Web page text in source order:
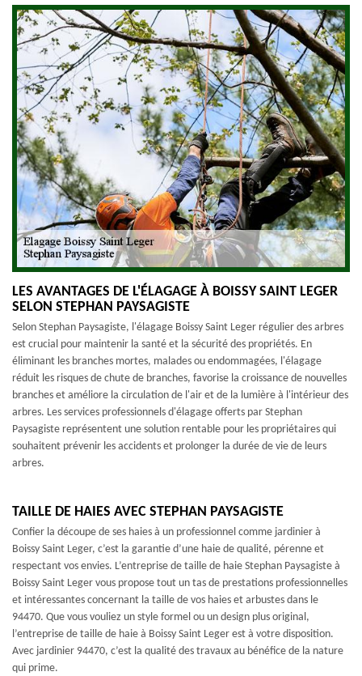
LES AVANTAGES DE L'ÉLAGAGE À BOISSY SAINT LEGER
SELON STEPHAN PAYSAGISTE
Selon Stephan Paysagiste, l'élagage Boissy Saint Leger régulier des arbres
est crucial pour maintenir la santé et la sécurité des propriétés. En
éliminant les branches mortes, malades ou endommagées, l'élagage
réduit les risques de chute de branches, favorise la croissance de nouvelles
branches et améliore la circulation de l'air et de la lumière à l'intérieur des
arbres. Les services professionnels d'élagage offerts par Stephan
Paysagiste représentent une solution rentable pour les propriétaires qui
souhaitent prévenir les accidents et prolonger la durée de vie de leurs
arbres.
TAILLE DE HAIES AVEC STEPHAN PAYSAGISTE
Confier la découpe de ses haies à un professionnel comme jardinier à
Boissy Saint Leger, c’est la garantie d’une haie de qualité, pérenne et
respectant vos envies. L’entreprise de taille de haie Stephan Paysagiste à
Boissy Saint Leger vous propose tout un tas de prestations professionnelles
et intéressantes concernant la taille de vos haies et arbustes dans le
94470. Que vous vouliez un style formel ou un design plus original,
l’entreprise de taille de haie à Boissy Saint Leger est à votre disposition.
Avec jardinier 94470, c’est la qualité des travaux au bénéfice de la nature
qui prime.